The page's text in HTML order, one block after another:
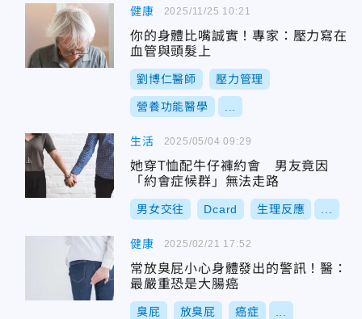
健康
你的身體比嘴誠實！專家：壓力寫在
血管與頭髮上
劉博仁醫師 壓力管理
營養功能醫學
2025/11/25 10:21
生活
她穿T恤配牛仔褲約會 男友竟因
「約會症候群」無法走路
男女交往 Dcard 生理反應
2025/05/04 09:29
健康
常放臭屁小心身體發出的警訊！醫：
最嚴重恐是大腸癌
臭屁 放臭屁 癌症
2025/02/21 17:52